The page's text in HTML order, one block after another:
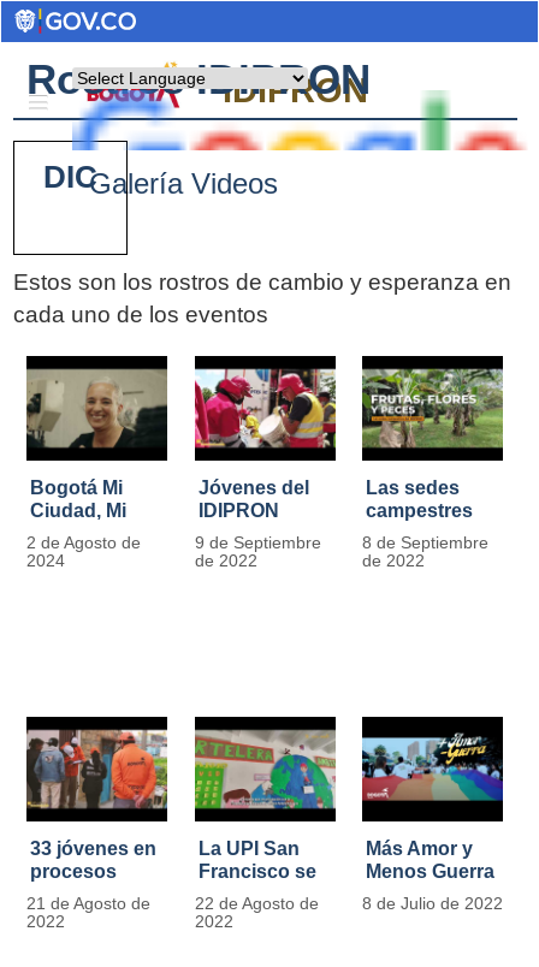
Powered by
IDIPRON
Rostros IDIPRON
Galería Videos
Estos son los rostros de cambio y esperanza en
cada uno de los eventos
Bogotá Mi
Ciudad, Mi
Casa
2 de Agosto de
2024
Jóvenes del
IDIPRON
restauraron
más de 13.000
9 de Septiembre
de 2022
Las sedes
campestres
de IDIPRON
se convierten
8 de Septiembre
de 2022
33 jóvenes en
procesos
legales por
tensiones con
21 de Agosto de
2022
La UPI San
Francisco se
llena de color
y vida con la
22 de Agosto de
2022
Más Amor y
Menos Guerra
8 de Julio de 2022
Pages
DIC